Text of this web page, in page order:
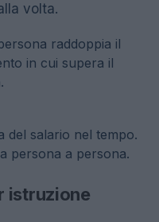
volta.
raddoppia il
in cui supera il
del salario nel tempo.
persona a persona.
istruzione